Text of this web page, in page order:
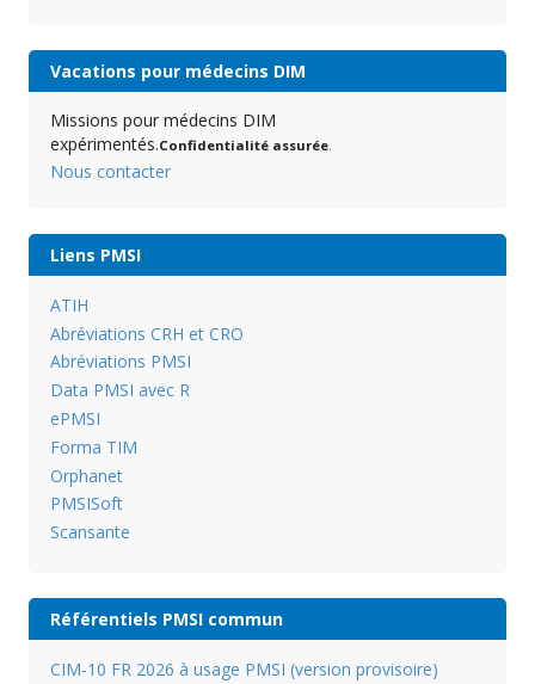
Vacations pour médecins DIM
Missions pour médecins DIM
expérimentés.Confidentialité assurée.
Nous contacter
Liens PMSI
ATIH
Abréviations CRH et CRO
Abréviations PMSI
Data PMSI avec R
ePMSI
Forma TIM
Orphanet
PMSISoft
Scansante
Référentiels PMSI commun
CIM-10 FR 2026 à usage PMSI (version provisoire)